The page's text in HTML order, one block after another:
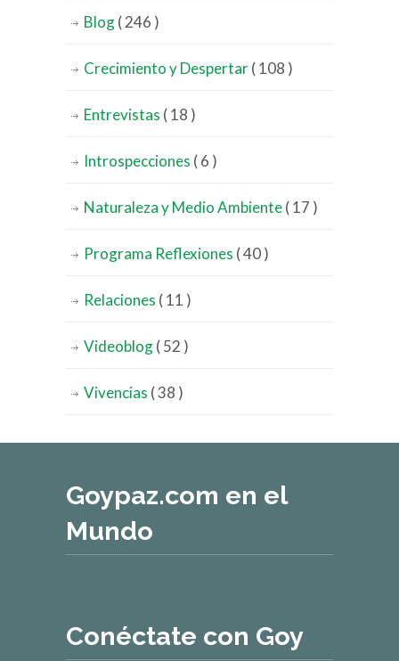
Blog( 246 )
Crecimiento y Despertar( 108 )
Entrevistas ( 18 )
Introspecciones ( 6 )
Naturaleza y Medio Ambiente( 17 )
Programa Reflexiones ( 40 )
Relaciones ( 11 )
Videoblog( 52 )
Vivencias ( 38 )
Goypaz.com en el
Mundo
Conéctate con Goy